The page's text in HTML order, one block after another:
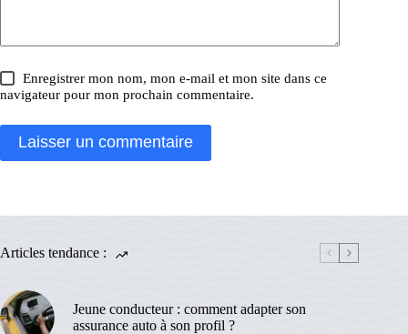
Enregistrer mon nom, mon e-mail et mon site dans ce
navigateur pour mon prochain commentaire.
Laisser un commentaire
Articles tendance :
Jeune conducteur : comment adapter son
assurance auto à son profil ?